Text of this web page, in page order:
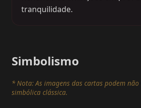
tranquilidade.
Simbolismo
* Nota: As imagens das cartas podem
simbólica clássica.